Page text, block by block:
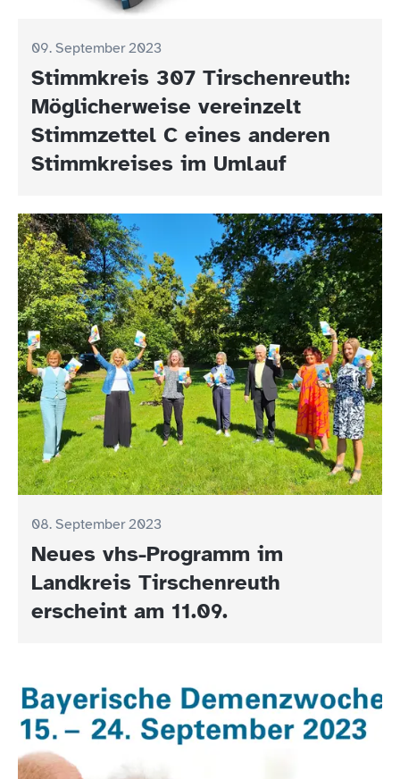
09. September 2023
Stimmkreis 307 Tirschenreuth:
Möglicherweise vereinzelt
Stimmzettel C eines anderen
Stimmkreises im Umlauf
08. September 2023
Neues vhs-Programm im
Landkreis Tirschenreuth
erscheint am 11.09.